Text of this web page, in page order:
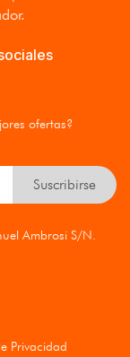
ofertas?
Suscribirse
Ambrosi S/N.
Privacidad